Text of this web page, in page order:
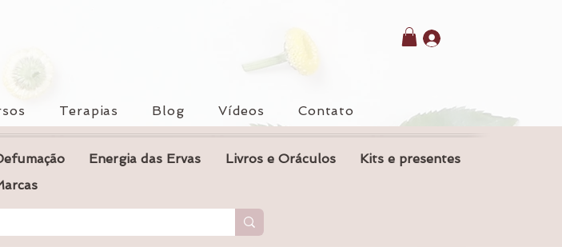
Terapias Blog Vídeos Contato
Energia das Ervas Livros e Oráculos
Kits e presentes